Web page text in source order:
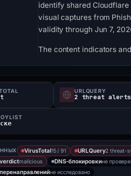
identify shared
visual captures from
validity through Jun 7,
The content indicators
URLQUERY
2 threat alerts
VirusTotal15 / 91 URLQuery2 threat-
malicious DNS-блокировкине
не исследовано